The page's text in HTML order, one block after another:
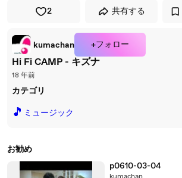
2 共有する
kumachan +フォロー
Hi Fi CAMP - キズナ
18 年前
カテゴリ
🎵 ミュージック
お勧め
p0610-03-04